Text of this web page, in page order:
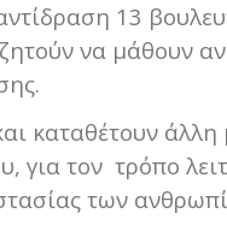
13
να μάθουν αν
καταθέτουν
για τον τρόπο
των